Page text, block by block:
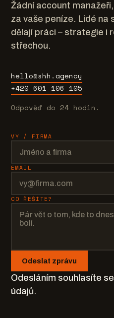
Žádní account
za vaše peníze. Lidé na
dělají práci – strategie i
střechou.
hello@shh.agency
+420 601 106 105
Odpověď do 24 hodin.
VY / FIRMA
EMAIL
CO ŘEŠÍTE?
Odeslat zprávu
Odesláním souhlasíte se
údajů.